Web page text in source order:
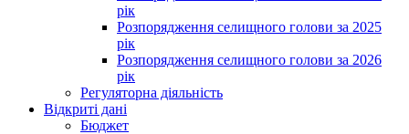
рік
Розпорядження селищного голови за 2025
рік
Розпорядження селищного голови за 2026
рік
Регуляторна діяльність
Відкриті дані
Бюджет